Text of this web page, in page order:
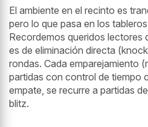
El ambiente en el recinto es
pero lo que pasa en los
Recordemos queridos lectores
es de eliminación directa
rondas. Cada emparejamiento
partidas con control de tiempo
empate, se recurre a partidas
blitz.